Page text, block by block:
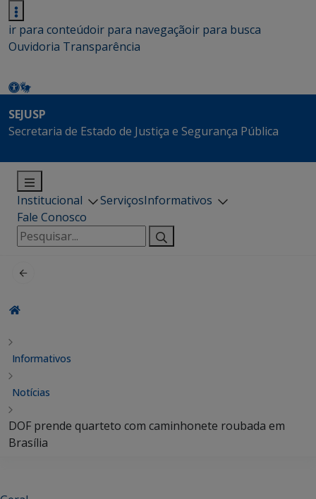
ir para conteúdoir para navegaçãoir para busca
Ouvidoria Transparência
SEJUSP
Secretaria de Estado de Justiça e Segurança Pública
Institucional ServiçosInformativos
Fale Conosco
Pesquisar
por:
Informativos
Notícias
DOF prende quarteto com caminhonete roubada em
Brasília